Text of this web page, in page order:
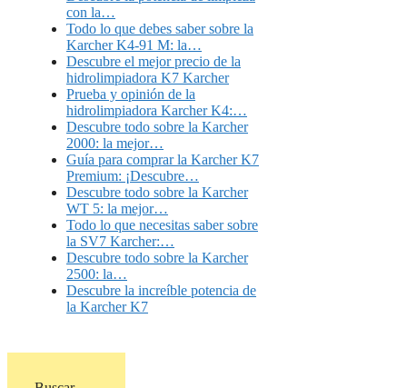
con la…
Todo lo que debes saber sobre la
Karcher K4-91 M: la…
Descubre el mejor precio de la
hidrolimpiadora K7 Karcher
Prueba y opinión de la
hidrolimpiadora Karcher K4:…
Descubre todo sobre la Karcher
2000: la mejor…
Guía para comprar la Karcher K7
Premium: ¡Descubre…
Descubre todo sobre la Karcher
WT 5: la mejor…
Todo lo que necesitas saber sobre
la SV7 Karcher:…
Descubre todo sobre la Karcher
2500: la…
Descubre la increíble potencia de
la Karcher K7